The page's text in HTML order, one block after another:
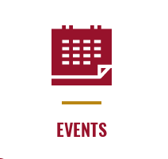
EVENTS